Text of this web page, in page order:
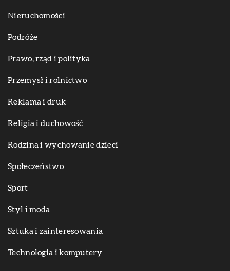
Nieruchomości
Podróże
Prawo, rząd i polityka
Przemysł i rolnictwo
Reklama i druk
Religia i duchowość
Rodzina i wychowanie dzieci
Społeczeństwo
Sport
Styl i moda
Sztuka i zainteresowania
Technologia i komputery